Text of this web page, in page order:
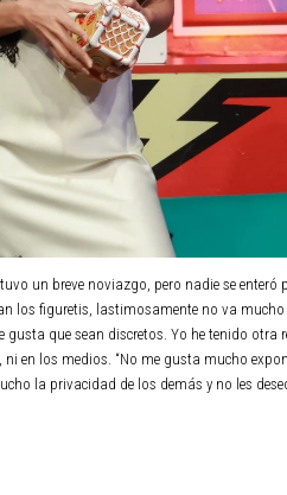
un breve noviazgo, pero nadie se
los figuretis, lastimosamente no va
que sean discretos. Yo he tenido otra
en los medios. “No me gusta mucho
la privacidad de los demás y no les